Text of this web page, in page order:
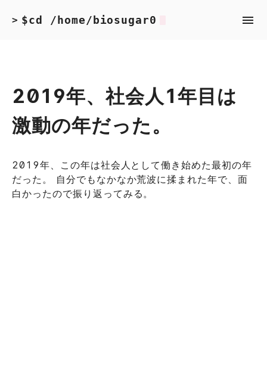
> $cd /home/biosugar0
2019年、社会人1年目は
激動の年だった。
2019年、この年は社会人として働き始めた最初の年
だった。 自分でもなかなか荒波に揉まれた年で、面
白かったので振り返ってみる。